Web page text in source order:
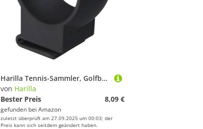
Harilla Tennis-Sammler, Golfball-Greifer, einfaches Aufheben, leichte Golf-Tools, kein Bücken nötig, schnelle Installation, einzigartiger Picker, Schwarz
von Harilla
Bester Preis
8,09 €
gefunden bei Amazon
zuletzt überprüft am 27.09.2025 um 00:03; der
Preis kann sich seitdem geändert haben.